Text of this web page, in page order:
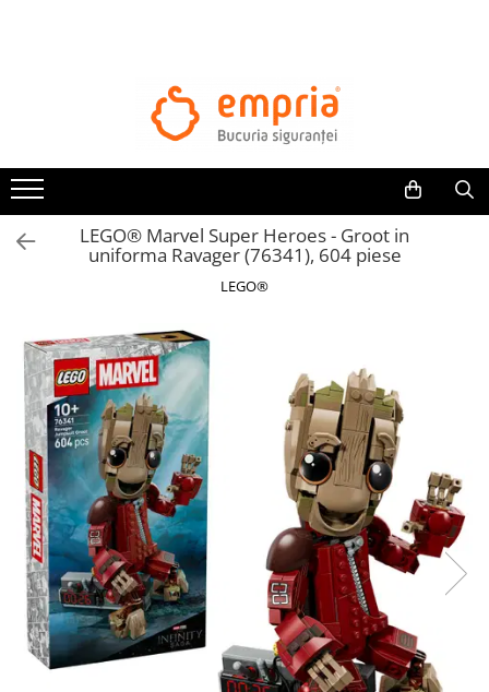
Bariere protectie pentru pat
Protectii mobilier
Banda protectie mobila copii
Sigurante pentru sertare si usi
Sigurante geamuri si usi glisante
Kituri de siguranta pentru copii si
bebelusi
Protectii casa
Protectii utile
Poarta siguranta copii
Deflectoare pentru aer conditionat
Protectii exterior
Casti antifonice pentru copii si
bebelusi
LEGO® Marvel Super Heroes - Groot in
uniforma Ravager (76341), 604 piese
LEGO®